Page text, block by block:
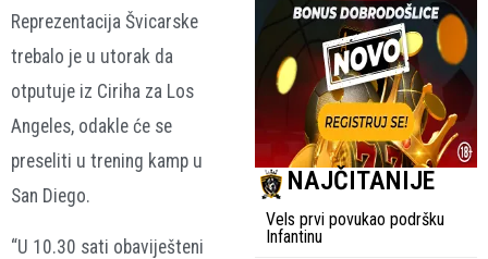
Reprezentacija Švicarske
trebalo je u utorak da
otputuje iz Ciriha za Los
Angeles, odakle će se
preseliti u trening kamp u
San Diego.
“U 10.30 sati obaviješteni
NAJČITANIJE
Vels prvi povukao podršku
Infantinu